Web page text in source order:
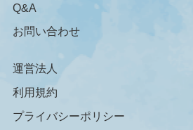
Q&A
お問い合わせ
運営法人
利用規約
プライバシーポリシー